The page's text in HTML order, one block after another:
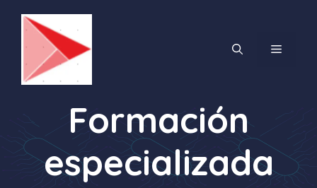
contenido
MENÚ
Formación
especializada